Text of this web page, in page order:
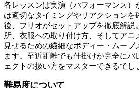
各レッスンは実演（パフォーマンス）
は適切なタイミングやリアクションを
後、フリオがセットアップを徹底解説
所、衣服への取り付け方、そしてアニ
見せるための繊細なボディー・ムーブ
ます。至近距離でも仕掛けが完全にバ
ェクトの扱い方をマスターできるでし
難易度について